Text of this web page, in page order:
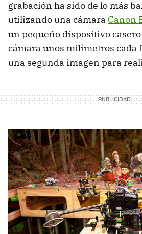
grabación ha sido de lo más
utilizando una cámara Canon
un pequeño dispositivo
cámara unos milímetros cada
una segunda imagen para